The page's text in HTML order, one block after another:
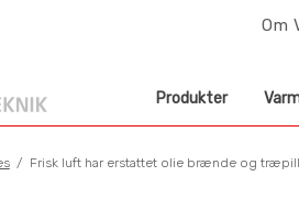
Om
Produkter
Frisk luft har erstattet olie brænde og